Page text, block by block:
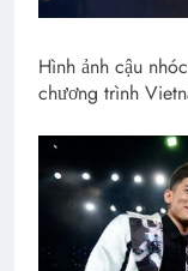
Hình ảnh cậu
chương trình